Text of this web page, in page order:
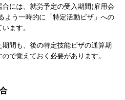
には、就労予定の受入期間(雇用会
よう一時的に「特定活動ビザ」への
ます。
間も、後の特定技能ビザの通算期
で覚えておく必要があります。